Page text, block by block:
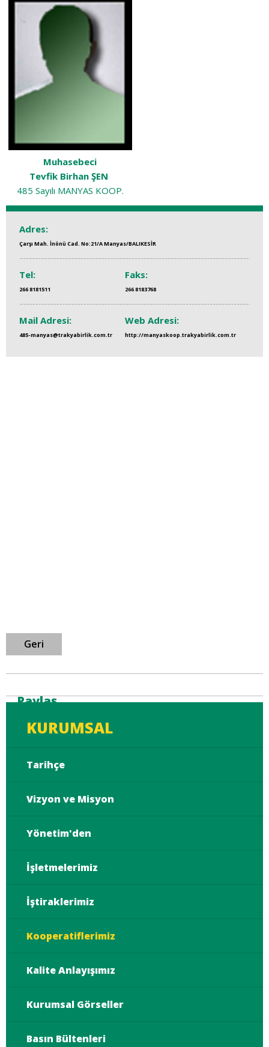
Muhasebeci
Tevfik Birhan ŞEN
485 Sayılı MANYAS KOOP.
Adres:
Çarşı Mah. İnönü Cad. No:21/A Manyas/BALIKESİR
Tel: Faks:
266 8181511 266 8183768
Mail Adresi: Web Adresi:
485-manyas@trakyabirlik.com.tr http://manyaskoop.trakyabirlik.com.tr
Geri
Paylaş
KURUMSAL
Tarihçe
Vizyon ve Misyon
Yönetim'den
İşletmelerimiz
İştiraklerimiz
Kooperatiflerimiz
Kalite Anlayışımız
Kurumsal Görseller
Basın Bültenleri